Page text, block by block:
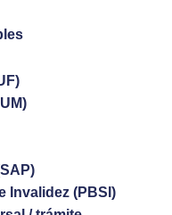
Invalidez (PBSI)